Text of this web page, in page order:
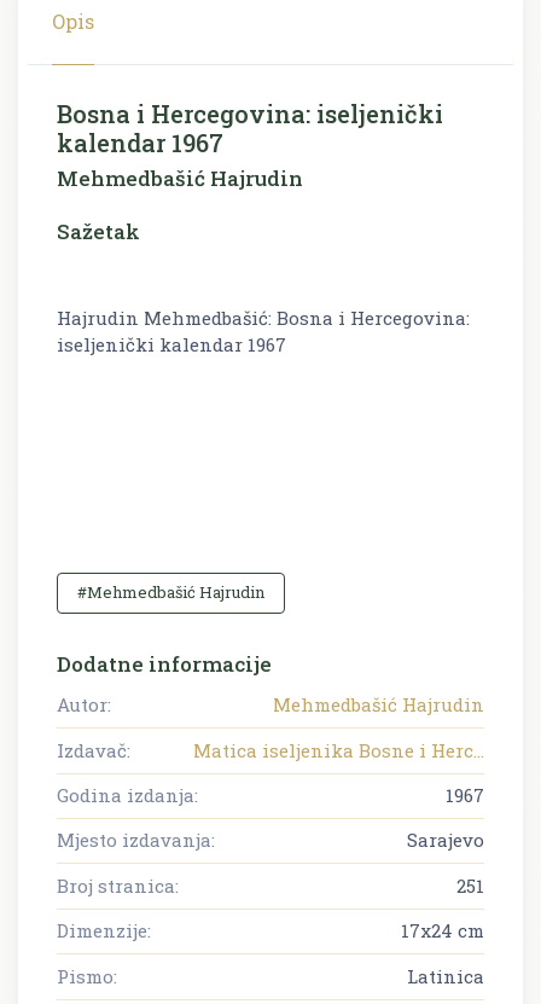
Opis
Bosna i Hercegovina: iseljenički
kalendar 1967
Mehmedbašić Hajrudin
Sažetak
Hajrudin Mehmedbašić: Bosna i Hercegovina:
iseljenički kalendar 1967
#Mehmedbašić Hajrudin
Dodatne informacije
Autor:
Mehmedbašić Hajrudin
Izdavač:
Matica iseljenika Bosne i Herc...
Godina izdanja:
1967
Mjesto izdavanja:
Sarajevo
Broj stranica:
251
Dimenzije:
17x24 cm
Pismo:
Latinica